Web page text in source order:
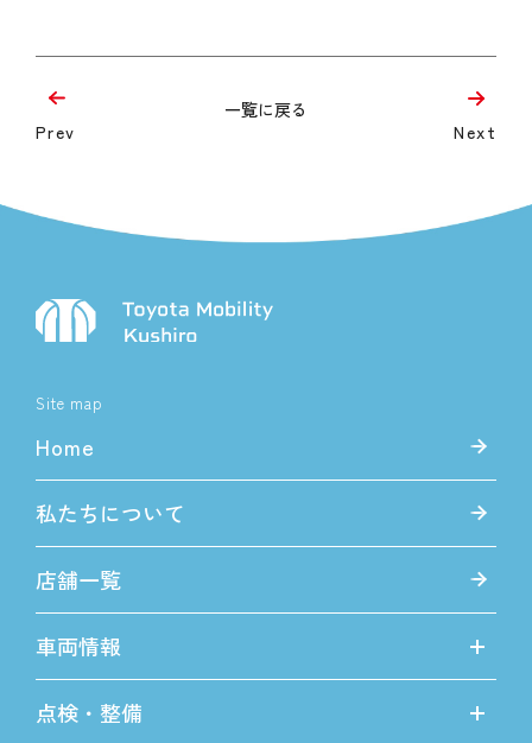
Prev
一覧に戻る
Next
Site map
Home
私たちについて
店舗一覧
車両情報
点検・整備